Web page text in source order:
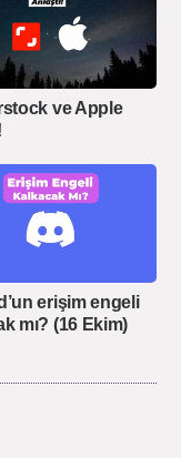
ve Apple
erişim engeli
mı? (16 Ekim)